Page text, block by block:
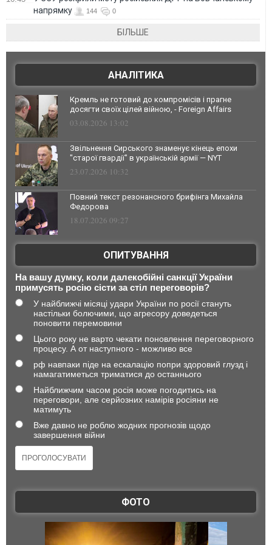
напрямку
144 0
БІЛЬШЕ
АНАЛІТИКА
Кремль не готовий до компромісів і прагне
досягти своїх цілей війною, - Foreign Affairs
03.08.2026 13:02
Звільнення Сирського знаменує кінець епохи
"старої гвардії" в українській армії — NYT
23.07.2026 10:32
Повний текст резонансного брифінга Михайла
Федорова
18.07.2026 09:27
ОПИТУВАННЯ
На вашу думку, коли далекобійні санкції України
примусять росію сісти за стіл переговорів?
У найближчі місяці удари України по росії стануть
настільки болючими, що агресору доведеться
поновити перемовини
Цього року не варто чекати поновлення переговорного
процесу. А от наступного - можливо все
рф навпаки піде на ескалацію попри здоровий глузд і
намагатиметься триматися до останнього
Найближчим часом росія може погодитись на
переговори, але серйозних намірів росіяни не
матимуть
Вже давно не роблю жодних прогнозів щодо
завершення війни
ФОТО